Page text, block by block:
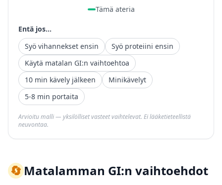
Tämä ateria
Entä jos...
Syö vihannekset ensin
Syö proteiini ensin
Käytä matalan GI:n vaihtoehtoa
10 min kävely jälkeen
Minikävelyt
5-8 min portaita
Arvioitu malli — yksilölliset vasteet vaihtelevat. Ei lääketieteellistä
neuvontaa.
🔄Matalamman GI:n vaihtoehdot